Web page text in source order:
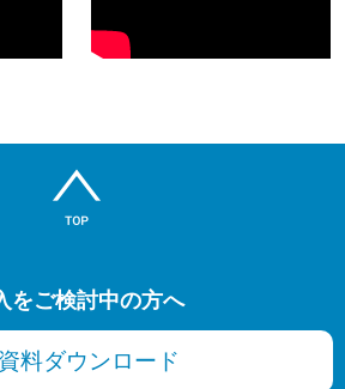
をご検討中の方へ
料ダウンロード